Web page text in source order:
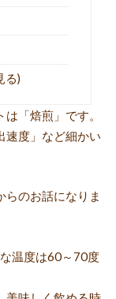
る)
「焙煎」です。
速度」など細かい
らのお話になりま
温度は60～70度